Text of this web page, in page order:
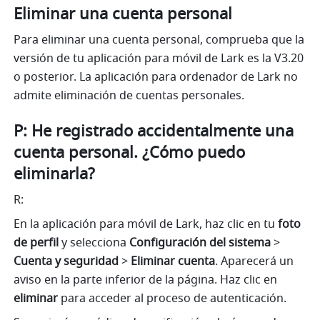
Eliminar una cuenta personal
Para eliminar una cuenta personal, comprueba que la
versión de tu aplicación para móvil de Lark es la V3.20
o posterior. La aplicación para ordenador de Lark no
admite eliminación de cuentas personales.
P: He registrado accidentalmente una
cuenta personal. ¿Cómo puedo
eliminarla?
R:
En la aplicación para móvil de Lark, haz clic en tu foto
de perfil y selecciona Configuración del sistema >
Cuenta y seguridad > Eliminar cuenta. Aparecerá un
eliminar para acceder al proceso de autenticación.